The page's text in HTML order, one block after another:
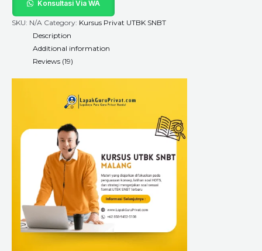
Konsultasi Via WA
SKU: N/A Category: Kursus Privat UTBK SNBT
Description
Additional information
Reviews (19)